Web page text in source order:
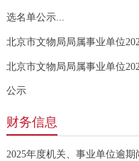
选名单公示...
北京市文物局局属事业单位
北京市文物局局属事业单位
公示
财务信息
2025年度机关、事业单位逾